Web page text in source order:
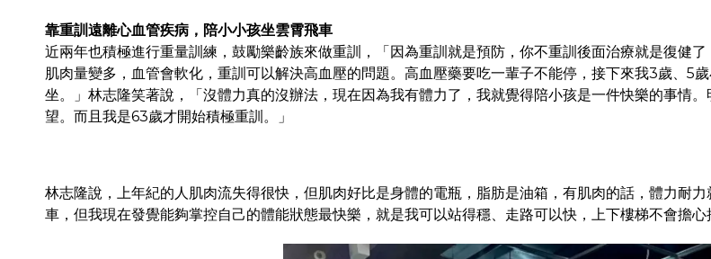
靠重訓遠離心血管疾病，陪小小孩坐雲霄飛車
近兩年也積極進行重量訓練，鼓勵樂齡族來做重訓，「因為重訓就是預防，你不重訓後面治療就是復健
肌肉量變多，血管會軟化，重訓可以解決高血壓的問題。高血壓藥要吃一輩子不能停，接下來我3歲、5
坐。」林志隆笑著說，「沒體力真的沒辦法，現在因為我有體力了，我就覺得陪小孩是一件快樂的事情
望。而且我是63歲才開始積極重訓。」
林志隆說，上年紀的人肌肉流失得很快，但肌肉好比是身體的電瓶，脂肪是油箱，有肌肉的話，體力耐
車，但我現在發覺能夠掌控自己的體能狀態最快樂，就是我可以站得穩、走路可以快，上下樓梯不會擔心